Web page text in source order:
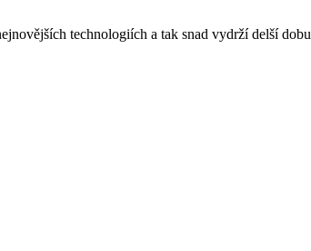
technologiích a tak snad vydrží delší dobu